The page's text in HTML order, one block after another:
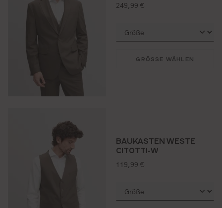
regulärer preis:
249,99 €
GRÖSSE WÄHLEN
BAUKASTEN WESTE
CITOTTI-W
regulärer preis:
119,99 €